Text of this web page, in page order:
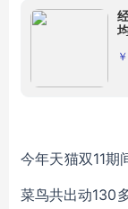
￥
今年天猫双11期
菜鸟共出动130